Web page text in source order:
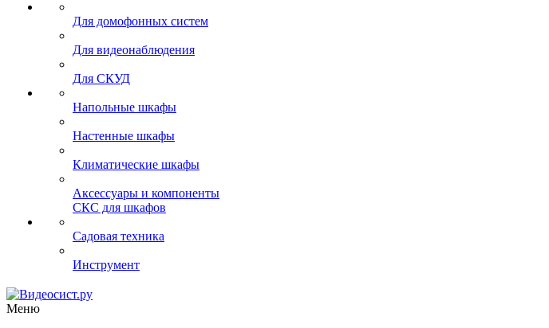
Для домофонных систем
Для видеонаблюдения
Для СКУД
Напольные шкафы
Настенные шкафы
Климатические шкафы
Аксессуары и компоненты
СКС для шкафов
Садовая техника
Инструмент
Меню